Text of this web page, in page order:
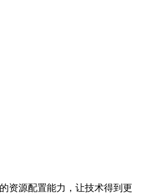
资源配置能力，让技术得到更